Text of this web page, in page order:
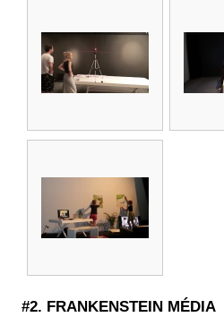
#2. FRANKENSTEIN MÉDIA